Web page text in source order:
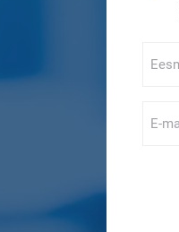
mail